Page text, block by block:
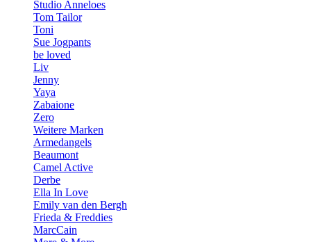
Studio Anneloes
Tom Tailor
Toni
Sue Jogpants
be loved
Liv
Jenny
Yaya
Zabaione
Zero
Weitere Marken
Armedangels
Beaumont
Camel Active
Derbe
Ella In Love
Emily van den Bergh
Frieda & Freddies
MarcCain